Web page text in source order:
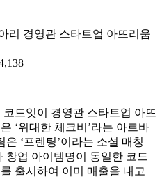
리 경영관 스타트업 아뜨리움
드잇이 경영관 스타트업 아뜨
‘위대한 체크비’라는 아르바
‘프렌팅’이라는 소셜 매칭
창업 아이템명이 동일한 코드
출시하여 이미 매출을 내고